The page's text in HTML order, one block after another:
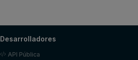
Desarrolladores
API Pública